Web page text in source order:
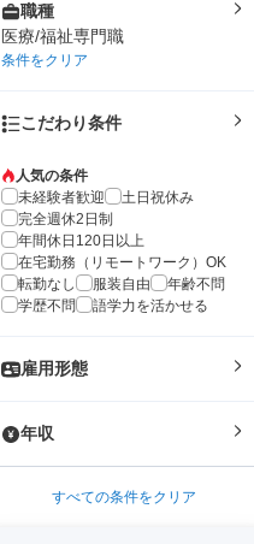
職種
医療/福祉専門職
条件をクリア
こだわり条件
人気の条件
未経験者歓迎
土日祝休み
完全週休2日制
年間休日120日以上
在宅勤務（リモートワーク）OK
転勤なし
服装自由
年齢不問
学歴不問
語学力を活かせる
雇用形態
年収
すべての条件をクリア